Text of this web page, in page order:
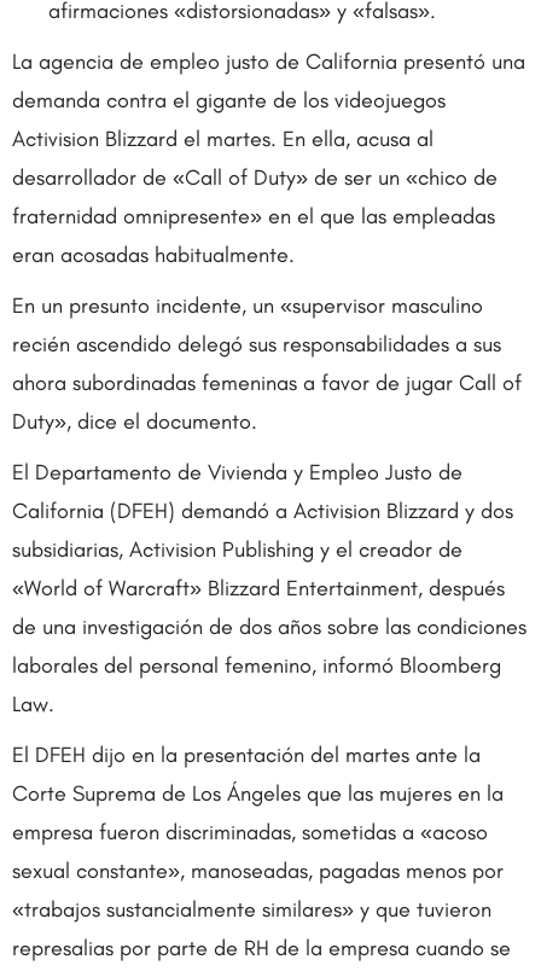
afirmaciones «distorsionadas» y «falsas».
La agencia de empleo justo de California presentó una
demanda contra el gigante de los videojuegos
Activision Blizzard el martes. En ella, acusa al
desarrollador de «Call of Duty» de ser un «chico de
fraternidad omnipresente» en el que las empleadas
eran acosadas habitualmente.
En un presunto incidente, un «supervisor masculino
recién ascendido delegó sus responsabilidades a sus
ahora subordinadas femeninas a favor de jugar Call of
Duty», dice el documento.
El Departamento de Vivienda y Empleo Justo de
California (DFEH) demandó a Activision Blizzard y dos
subsidiarias, Activision Publishing y el creador de
«World of Warcraft» Blizzard Entertainment, después
de una investigación de dos años sobre las condiciones
laborales del personal femenino, informó Bloomberg
Law.
El DFEH dijo en la presentación del martes ante la
Corte Suprema de Los Ángeles que las mujeres en la
empresa fueron discriminadas, sometidas a «acoso
sexual constante», manoseadas, pagadas menos por
«trabajos sustancialmente similares» y que tuvieron
represalias por parte de RH de la empresa cuando se